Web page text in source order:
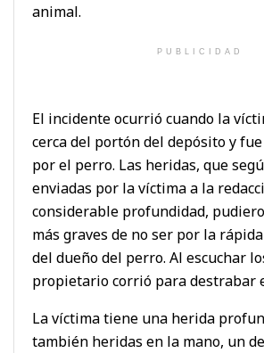
animal.
PUBLICIDAD
El incidente ocurrió cuando la
cerca del portón del depósito y
por el perro. Las heridas, que
enviadas por la víctima a la
considerable profundidad,
más graves de no ser por la
del dueño del perro. Al escuchar
propietario corrió para destrabar
La víctima tiene una herida
también heridas en la mano, un